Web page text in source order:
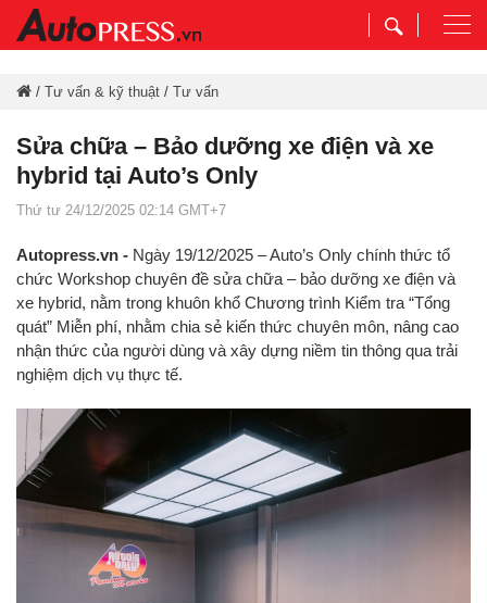
/ Tư vấn & kỹ thuật / Tư vấn
Sửa chữa – Bảo dưỡng xe điện và xe
hybrid tại Auto’s Only
Thứ tư 24/12/2025 02:14 GMT+7
Autopress.vn - Ngày 19/12/2025 – Auto’s Only chính thức tổ
chức Workshop chuyên đề sửa chữa – bảo dưỡng xe điện và
xe hybrid, nằm trong khuôn khổ Chương trình Kiểm tra “Tổng
quát” Miễn phí, nhằm chia sẻ kiến thức chuyên môn, nâng cao
nhận thức của người dùng và xây dựng niềm tin thông qua trải
nghiệm dịch vụ thực tế.